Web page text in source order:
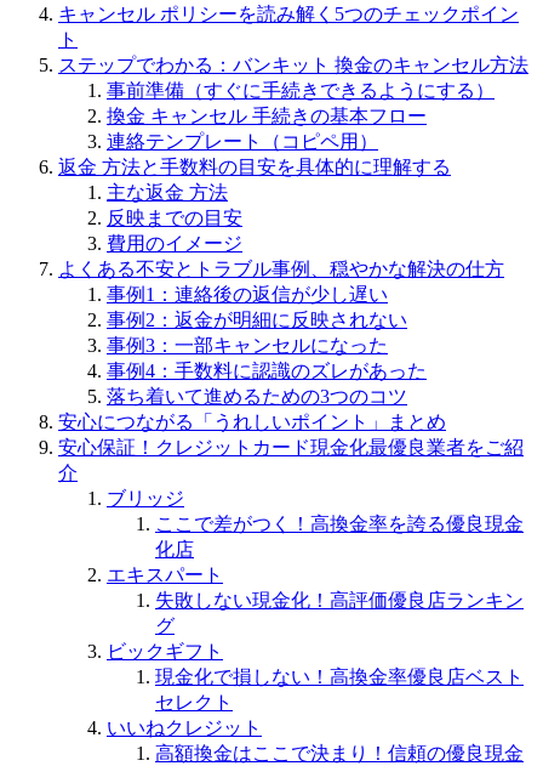
キャンセル ポリシーを読み解く5つのチェックポイン
ト
ステップでわかる：バンキット 換金のキャンセル方法
事前準備（すぐに手続きできるようにする）
換金 キャンセル 手続きの基本フロー
連絡テンプレート（コピペ用）
返金 方法と手数料の目安を具体的に理解する
主な返金 方法
反映までの目安
費用のイメージ
よくある不安とトラブル事例、穏やかな解決の仕方
事例1：連絡後の返信が少し遅い
事例2：返金が明細に反映されない
事例3：一部キャンセルになった
事例4：手数料に認識のズレがあった
落ち着いて進めるための3つのコツ
安心につながる「うれしいポイント」まとめ
安心保証！クレジットカード現金化最優良業者をご紹
介
ブリッジ
ここで差がつく！高換金率を誇る優良現金
化店
エキスパート
失敗しない現金化！高評価優良店ランキン
グ
ビックギフト
現金化で損しない！高換金率優良店ベスト
セレクト
いいねクレジット
高額換金はここで決まり！信頼の優良現金